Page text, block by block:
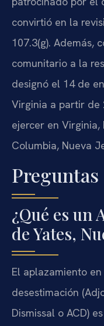
convirtió en la
107.3(g). Además,
comunitario a la
designó el 14 de
Virginia a partir de
ejercer en
Columbia, Nueva
¿Qué es un
de Yates,
El aplazamiento
desestimación
Dismissal o ACD)